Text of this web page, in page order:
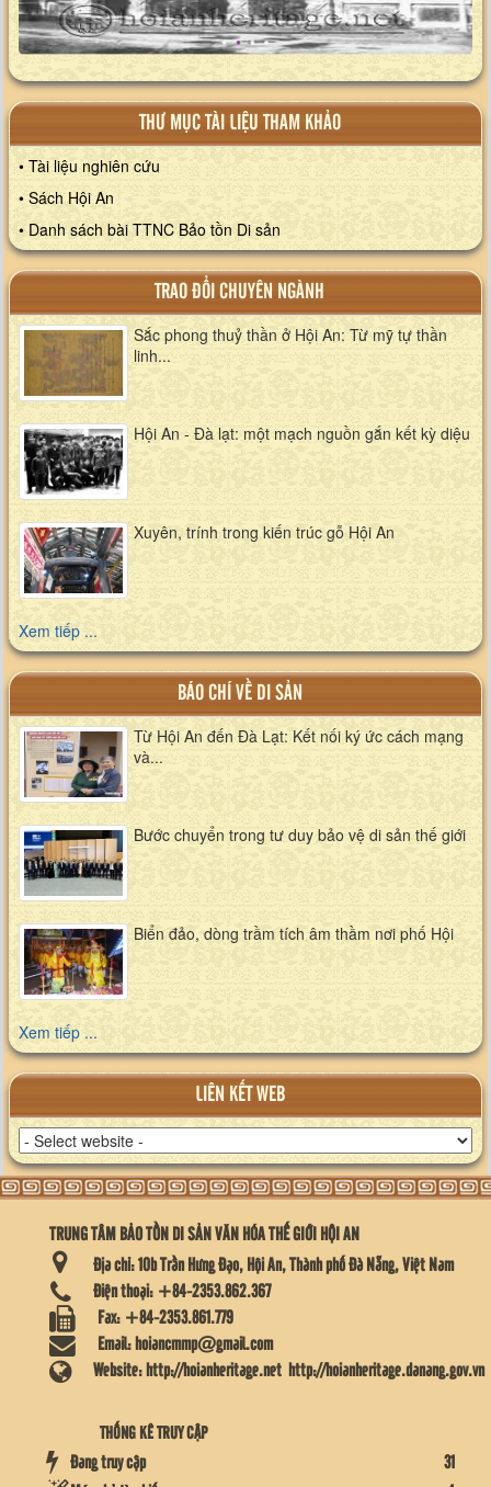
THƯ MỤC TÀI LIỆU THAM KHẢO
• Tài liệu nghiên cứu
• Sách Hội An
• Danh sách bài TTNC Bảo tồn Di sản
TRAO ĐỔI CHUYÊN NGÀNH
Sắc phong thuỷ thần ở Hội An: Từ mỹ tự thần
linh...
Hội An - Đà lạt: một mạch nguồn gắn kết kỳ diệu
Xuyên, trính trong kiến trúc gỗ Hội An
Xem tiếp ...
BÁO CHÍ VỀ DI SẢN
Từ Hội An đến Đà Lạt: Kết nối ký ức cách mạng
và...
Bước chuyển trong tư duy bảo vệ di sản thế giới
Biển đảo, dòng trầm tích âm thầm nơi phố Hội
Xem tiếp ...
LIÊN KẾT WEB
TRUNG TÂM BẢO TỒN DI SẢN VĂN HÓA THẾ GIỚI HỘI AN
Địa chỉ: 10b Trần Hưng Đạo, Hội An, Thành phố Đà Nẵng, Việt Nam
Điện thoại: +84-2353.862.367
Fax: +84-2353.861.779
Email: hoiancmmp@gmail.com
Website: http://hoianheritage.net http://hoianheritage.danang.gov.vn
THỐNG KÊ TRUY CẬP
Đang truy cập
31